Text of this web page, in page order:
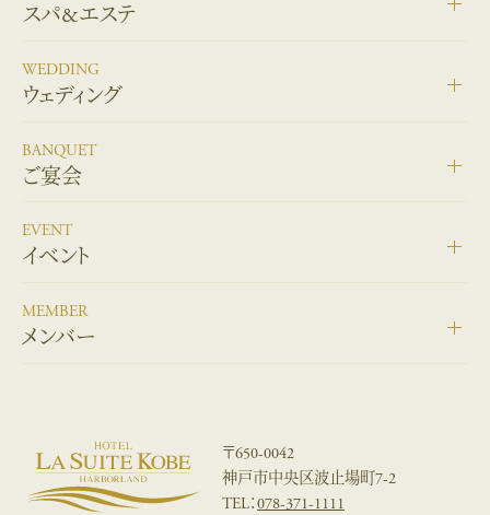
スパ&エステ
WEDDING
ウェディング
BANQUET
ご宴会
EVENT
イベント
MEMBER
メンバー
〒650-0042
神戸市中央区波止場町7-2
TEL：078-371-1111